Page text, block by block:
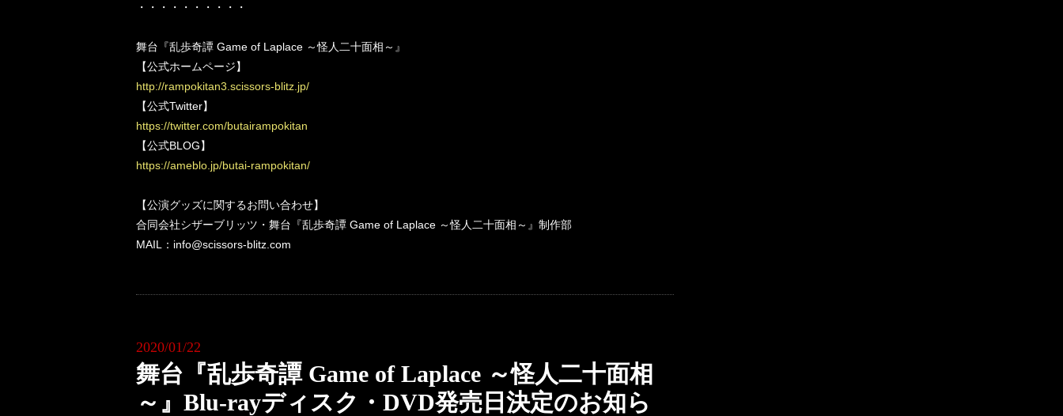
・・・・・・・・・・
舞台『乱歩奇譚 Game of Laplace ～怪人二十面相～』
【公式ホームページ】
http://rampokitan3.scissors-blitz.jp/
【公式Twitter】
https://twitter.com/butairampokitan
【公式BLOG】
https://ameblo.jp/butai-rampokitan/
【公演グッズに関するお問い合わせ】
合同会社シザーブリッツ・舞台『乱歩奇譚 Game of Laplace ～怪人二十面相～』制作部
MAIL：info@scissors-blitz.com
2020/01/22
舞台『乱歩奇譚 Game of Laplace ～怪人二十面相
～』Blu-rayディスク・DVD発売日決定のお知ら